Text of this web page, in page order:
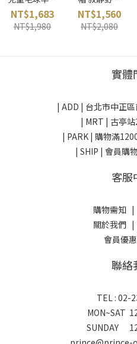
帽 (珀黃)
smartwool
美國
NT$1,683
NT$1,980
KAVU 美國
NT$1,560
NT$2,080
實體
| ADD | 台北市中正
| MRT | 古亭
| PARK | 購物滿
| SHIP | 會員購
客服
購物需知|
關於我們|
會員優
聯絡
TEL : 02-
MON~SAT
SUNDAY